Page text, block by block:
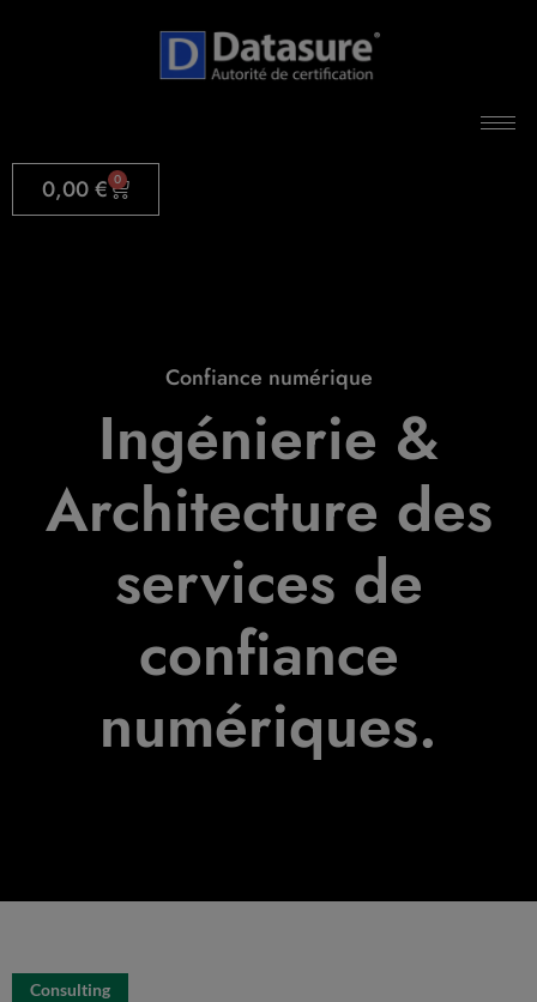
0,00€ 0
Confiance numérique
Ingénierie &
Architecture des
services de
confiance
numériques.
Consulting